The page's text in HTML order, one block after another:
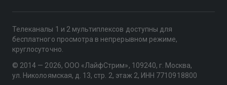
Телеканалы 1 и 2 мультиплексов доступны для
бесплатного просмотра в непрерывном режиме,
круглосуточно.
© 2014 — 2026, ООО «ЛайфСтрим», 109240, г. Москва,
ул. Николоямская, д. 13, стр. 2, этаж 2, ИНН 7710918800